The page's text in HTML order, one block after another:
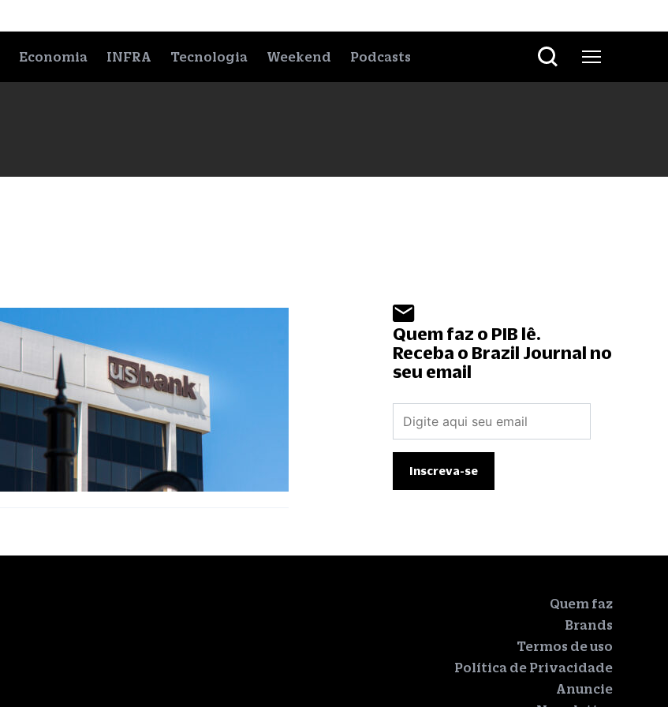
Economia INFRA Tecnologia Weekend Podcasts
Quem faz o PIB lê.
Receba o Brazil Journal no
seu email
Quem faz
Brands
Termos de uso
Política de Privacidade
Anuncie